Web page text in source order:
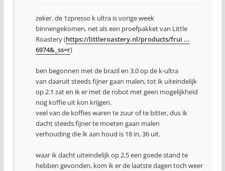
zeker. de 1zpresso k ultra is vorige week
binnengekomen, net als een proefpakket van Little
Roastery (https://littleroastery.nl/products/frui ...
6974&_ss=r)
ben begonnen met de brazil en 3.0 op de k-ultra
van daaruit steeds fijner gaan malen, tot ik uiteindelijk
op 2.1 zat en ik er met de robot met geen mogelijkheid
nog koffie uit kon krijgen.
veel van de koffies waren te zuur of te bitter, dus ik
dacht steeds fijner te moeten gaan malen
verhouding die ik aan houd is 18 in, 36 uit.
waar ik dacht uiteindelijk op 2.5 een goede stand te
hebben gevonden, kom ik er de laatste dagen toch weer